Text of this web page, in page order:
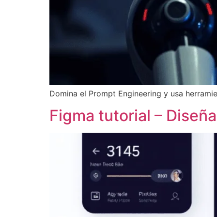
Domina el Prompt Engineering y usa
Figma tutorial –